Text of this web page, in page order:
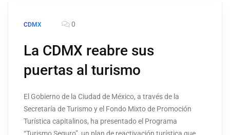
CDMX 0
La CDMX reabre sus
puertas al turismo
El Gobierno de la Ciudad de México, a través de la
Secretaría de Turismo y el Fondo Mixto de Promoción
Turística capitalinos, ha presentado el Programa